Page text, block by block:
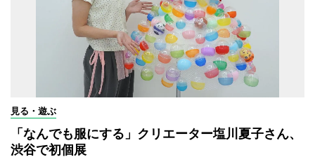
見る・遊ぶ
「なんでも服にする」クリエーター塩川夏子さん、
渋谷で初個展